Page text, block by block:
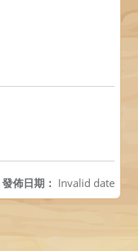
發佈日期： Invalid date